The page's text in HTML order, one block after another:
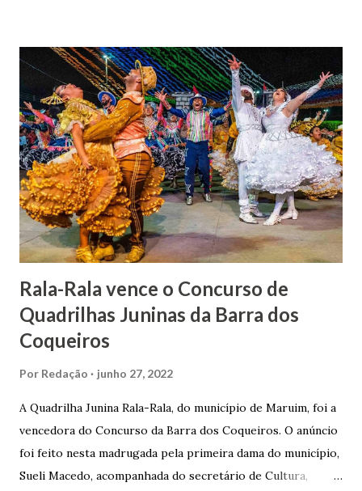
indiciamento para apropriar-se da volumosa herança. Em
1862, transferiu-se para o Rio de Janeiro e casou-se com
uma irmã do Visconde de Uruguai. O Barão de Maruim
apresentou uma grande dedicação à atividade agrícola, que
lhe proporcionou uma grande reserva financeira. João
Gomes de Melo mandou construir a Igreja Matriz de Nosso
Senhor Bom Jesus dos Passos, que foi inaugurada em 1862 e
doada ao vigário Pe. José Joaquim de Vasconcelos. A Igreja
Matriz...
Rala-Rala vence o Concurso de
Quadrilhas Juninas da Barra dos
Coqueiros
Por Redação junho 27, 2022
A Quadrilha Junina Rala-Rala, do município de Maruim, foi a
vencedora do Concurso da Barra dos Coqueiros. O anúncio
foi feito nesta madrugada pela primeira dama do município,
Sueli Macedo, acompanhada do secretário de Cultura,